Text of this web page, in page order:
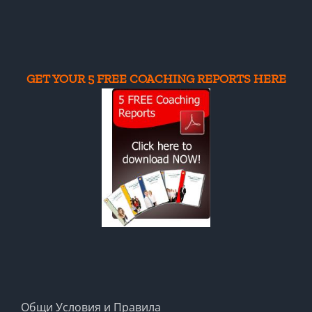
GET YOUR 5 FREE COACHING REPORTS HERE
Общи Условия и Правила